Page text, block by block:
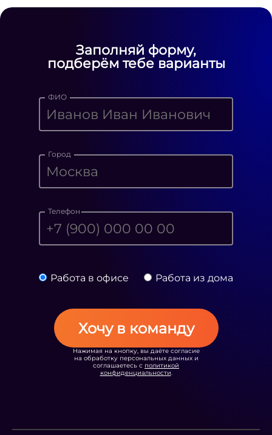
Заполняй форму,
подберём тебе варианты
ФИО
Город
Телефон
Работа в офисе Работа из дома
Хочу в команду
Нажимая на кнопку, вы даёте согласие
на обработку персональных данных и
соглашаетесь с политикой
конфиденциальности.